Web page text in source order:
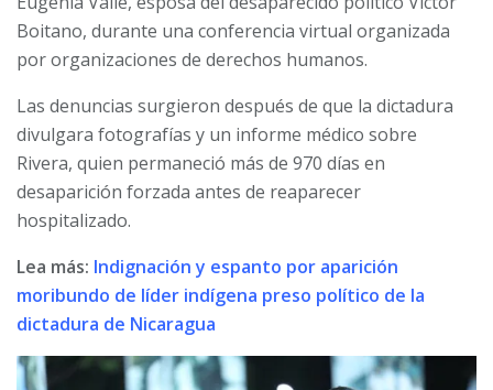
Boitano, durante una conferencia virtual organizada
por organizaciones de derechos humanos.
Las denuncias surgieron después de que la dictadura
divulgara fotografías y un informe médico sobre
Rivera, quien permaneció más de 970 días en
desaparición forzada antes de reaparecer
hospitalizado.
Lea más: Indignación y espanto por aparición
moribundo de líder indígena preso político de la
dictadura de Nicaragua